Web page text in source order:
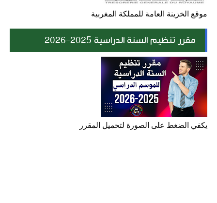
موقع الخزينة العامة للمملكة المغربية
مقرر تنظيم السنة الدراسية 2025-2026
يكفي الضغط على الصورة لتحميل المقرر